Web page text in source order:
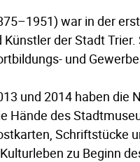
war in der
der Stadt
und
und 2014 haben die
Hände des
Schriftstücke
zu Beginn